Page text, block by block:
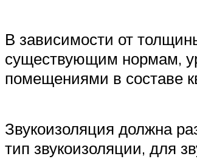
В зависимости от
существующим нормам,
помещениями в составе
Звукоизоляция должна
тип звукоизоляции, для